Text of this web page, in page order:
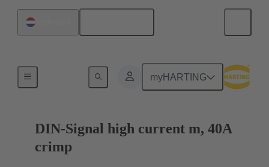
myHARTING
DIN-Signal high current m, 40A
crimp